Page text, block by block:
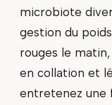
microbiote
gestion du
rouges le
en collation et
entretenez une